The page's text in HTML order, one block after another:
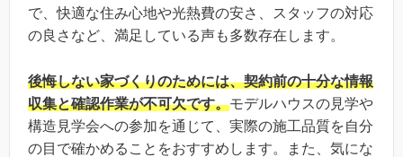
で、快適な住み心地や光熱費の安さ、スタッフの対応
の良さなど、満足している声も多数存在します。
後悔しない家づくりのためには、契約前の十分な情報
収集と確認作業が不可欠です。モデルハウスの見学や
構造見学会への参加を通じて、実際の施工品質を自分
の目で確かめることをおすすめします。また、気にな